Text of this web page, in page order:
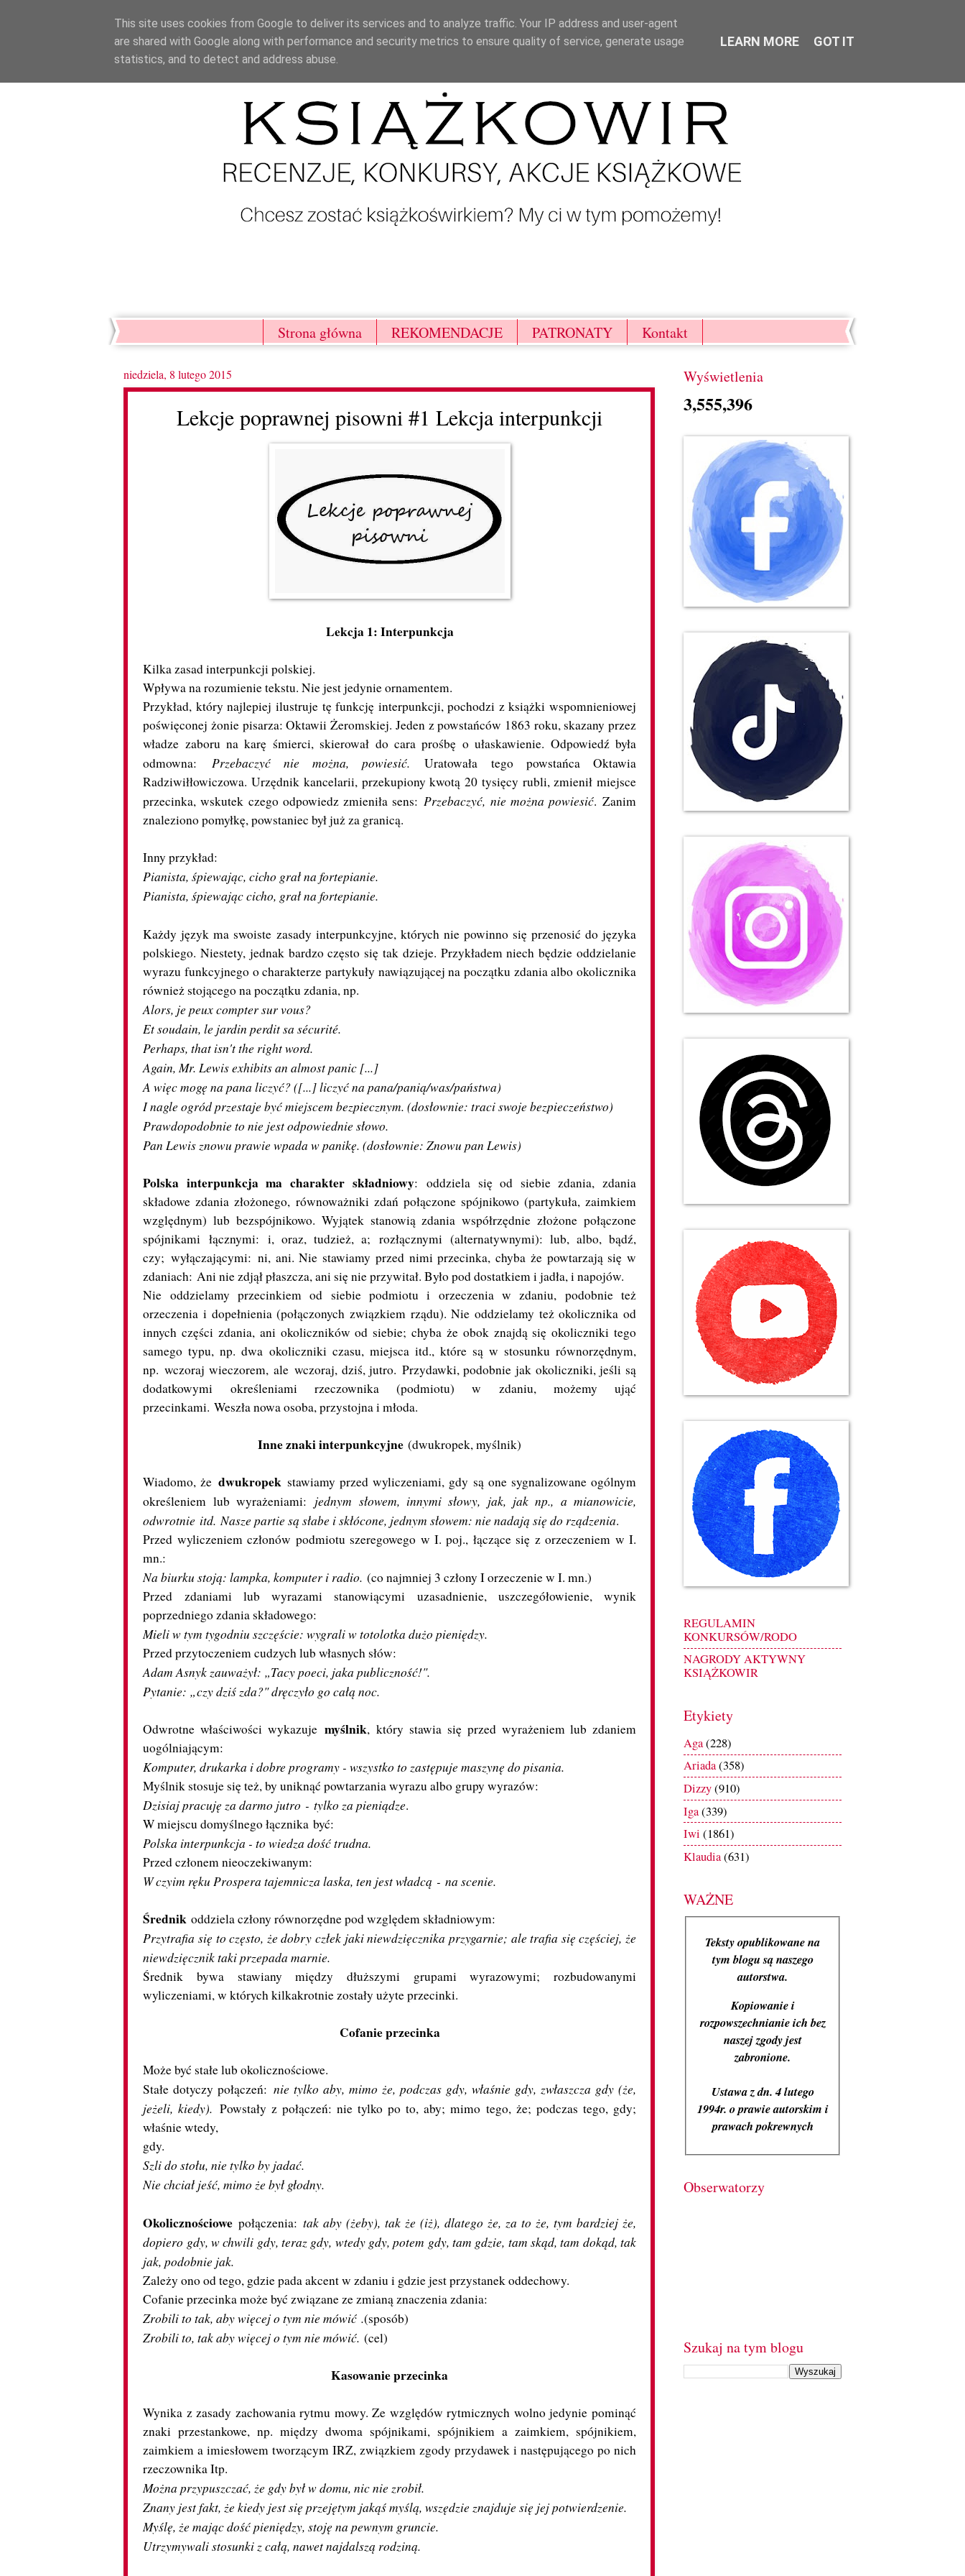
Strona główna REKOMENDACJE PATRONATY Kontakt
niedziela, 8 lutego 2015
Lekcje poprawnej pisowni #1 Lekcja interpunkcji
Lekcja 1: Interpunkcja
Kilka zasad interpunkcji polskiej.
Wpływa na rozumienie tekstu. Nie jest jedynie ornamentem.
Przykład, który najlepiej ilustruje tę funkcję interpunkcji, pochodzi z książki wspomnieniowej
poświęconej żonie pisarza: Oktawii Żeromskiej. Jeden z powstańców 1863 roku, skazany przez
władze zaboru na karę śmierci, skierował do cara prośbę o ułaskawienie. Odpowiedź była
odmowna:
Przebaczyć nie można, powiesić.
Uratowała tego powstańca Oktawia
Radziwiłłowiczowa. Urzędnik kancelarii, przekupiony kwotą 20 tysięcy rubli, zmienił miejsce
przecinka, wskutek czego odpowiedz zmieniła sens: Przebaczyć, nie można powiesić. Zanim
znaleziono pomyłkę, powstaniec był już za granicą.
Inny przykład:
Pianista, śpiewając, cicho grał na fortepianie.
Pianista, śpiewając cicho, grał na fortepianie.
Każdy język ma swoiste zasady interpunkcyjne, których nie powinno się przenosić do języka
polskiego. Niestety, jednak bardzo często się tak dzieje. Przykładem niech będzie oddzielanie
wyrazu funkcyjnego o charakterze partykuły nawiązującej na początku zdania albo okolicznika
również stojącego na początku zdania, np.
Alors, je peux compter sur vous?
Et soudain, le jardin perdit sa sécurité.
Perhaps, that isn't the right word.
Again, Mr. Lewis exhibits an almost panic [...]
A więc mogę na pana liczyć? ([...] liczyć na pana/panią/was/państwa)
I nagle ogród przestaje być miejscem bezpiecznym. (dosłownie: traci swoje bezpieczeństwo)
Prawdopodobnie to nie jest odpowiednie słowo.
Pan Lewis znowu prawie wpada w panikę. (dosłownie: Znowu pan Lewis)
Polska interpunkcja ma charakter składniowy: oddziela się od siebie zdania, zdania
składowe zdania złożonego, równoważniki zdań połączone spójnikowo (partykuła, zaimkiem
względnym) lub bezspójnikowo. Wyjątek stanowią zdania współrzędnie złożone połączone
spójnikami łącznymi: i, oraz, tudzież, a; rozłącznymi (alternatywnymi): lub, albo, bądź,
czy; wyłączającymi: ni, ani. Nie stawiamy przed nimi przecinka, chyba że powtarzają się w
zdaniach: Ani nie zdjął płaszcza, ani się nie przywitał. Było pod dostatkiem i jadła, i napojów.
Nie oddzielamy przecinkiem od siebie podmiotu i orzeczenia w zdaniu, podobnie też
orzeczenia i dopełnienia (połączonych związkiem rządu). Nie oddzielamy też okolicznika od
innych części zdania, ani okoliczników od siebie; chyba że obok znajdą się okoliczniki tego
samego typu, np. dwa okoliczniki czasu, miejsca itd., które są w stosunku równorzędnym,
np. wczoraj wieczorem, ale wczoraj, dziś, jutro. Przydawki, podobnie jak okoliczniki, jeśli są
dodatkowymi określeniami rzeczownika (podmiotu) w zdaniu, możemy ująć
przecinkami. Weszła nowa osoba, przystojna i młoda.
Inne znaki interpunkcyjne (dwukropek, myślnik)
Wiadomo, że dwukropek stawiamy przed wyliczeniami, gdy są one sygnalizowane ogólnym
określeniem lub wyrażeniami: jednym słowem, innymi słowy, jak, jak np., a mianowicie,
odwrotnie itd. Nasze partie są słabe i skłócone, jednym słowem: nie nadają się do rządzenia.
Przed wyliczeniem członów podmiotu szeregowego w I. poj., łączące się z orzeczeniem w I.
mn.:
Na biurku stoją: lampka, komputer i radio. (co najmniej 3 człony I orzeczenie w I. mn.)
Przed zdaniami lub wyrazami stanowiącymi uzasadnienie, uszczegółowienie, wynik
poprzedniego zdania składowego:
Mieli w tym tygodniu szczęście: wygrali w totolotka dużo pieniędzy.
Przed przytoczeniem cudzych lub własnych słów:
Adam Asnyk zauważył: „Tacy poeci, jaka publiczność!".
Pytanie: „czy dziś zda?" dręczyło go całą noc.
Odwrotne właściwości wykazuje myślnik, który stawia się przed wyrażeniem lub zdaniem
uogólniającym:
Komputer, drukarka i dobre programy - wszystko to zastępuje maszynę do pisania.
Myślnik stosuje się też, by uniknąć powtarzania wyrazu albo grupy wyrazów:
Dzisiaj pracuję za darmo jutro - tylko za pieniądze.
W miejscu domyślnego łącznika być:
Polska interpunkcja - to wiedza dość trudna.
Przed członem nieoczekiwanym:
W czyim ręku Prospera tajemnicza laska, ten jest władcą - na scenie.
Średnik oddziela człony równorzędne pod względem składniowym:
Przytrafia się to często, że dobry człek jaki niewdzięcznika przygarnie; ale trafia się częściej, że
niewdzięcznik taki przepada marnie.
Średnik bywa stawiany między dłuższymi grupami wyrazowymi; rozbudowanymi
wyliczeniami, w których kilkakrotnie zostały użyte przecinki.
Cofanie przecinka
Może być stałe lub okolicznościowe.
Stałe dotyczy połączeń: nie tylko aby, mimo że, podczas gdy, właśnie gdy, zwłaszcza gdy (że,
jeżeli, kiedy). Powstały z połączeń: nie tylko po to, aby; mimo tego, że; podczas tego, gdy;
właśnie wtedy,
gdy.
Szli do stołu, nie tylko by jadać.
Nie chciał jeść, mimo że był głodny.
Okolicznościowe połączenia: tak aby (żeby), tak że (iż), dlatego że, za to że, tym bardziej że,
dopiero gdy, w chwili gdy, teraz gdy, wtedy gdy, potem gdy, tam gdzie, tam skąd, tam dokąd, tak
jak, podobnie jak.
Zależy ono od tego, gdzie pada akcent w zdaniu i gdzie jest przystanek oddechowy.
Cofanie przecinka może być związane ze zmianą znaczenia zdania:
Zrobili to tak, aby więcej o tym nie mówić .(sposób)
Zrobili to, tak aby więcej o tym nie mówić.(cel)
Kasowanie przecinka
Wynika z zasady zachowania rytmu mowy. Ze względów rytmicznych wolno jedynie pominąć
znaki przestankowe, np. między dwoma spójnikami, spójnikiem a zaimkiem, spójnikiem,
zaimkiem a imiesłowem tworzącym IRZ, związkiem zgody przydawek i następującego po nich
rzeczownika Itp.
Można przypuszczać, że gdy był w domu, nic nie zrobił.
Znany jest fakt, że kiedy jest się przejętym jakąś myślą, wszędzie znajduje się jej potwierdzenie.
Myślę, że mając dość pieniędzy, stoję na pewnym gruncie.
Utrzymywali stosunki z całą, nawet najdalszą rodziną.
Wyświetlenia
3,555,396
REGULAMIN
KONKURSÓW/RODO
NAGRODY AKTYWNY
KSIĄŻKOWIR
Etykiety
Aga(228)
Ariada(358)
Dizzy(910)
Iga(339)
Iwi (1861)
Klaudia(631)
WAŻNE
Teksty opublikowane na
tym blogu są naszego
autorstwa.
Kopiowanie i
rozpowszechnianie ich bez
naszej zgody jest
zabronione.
Ustawa z dn. 4 lutego
1994r. o prawie autorskim i
prawach pokrewnych
Obserwatorzy
Szukaj na tym blogu
This site uses cookies from Google to deliver its services and to analyze traffic. Your IP address and user-agent
are shared with Google along with performance and security metrics to ensure quality of service, generate usage
statistics, and to detect and address abuse.
LEARN MORE GOT IT